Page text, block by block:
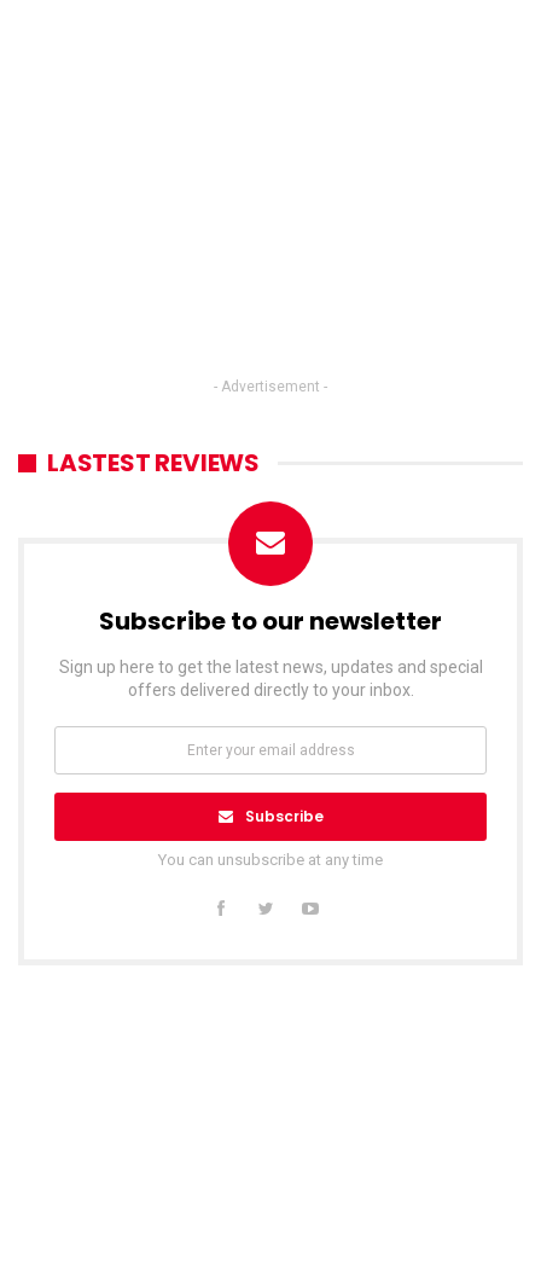
- Advertisement -
LASTEST REVIEWS
Subscribe to our newsletter
Sign up here to get the latest news, updates and special
offers delivered directly to your inbox.
Subscribe
You can unsubscribe at any time